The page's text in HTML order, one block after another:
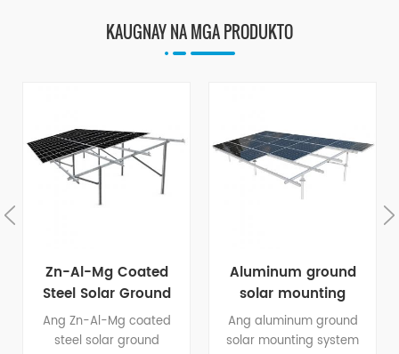
KAUGNAY NA MGA PRODUKTO
Zn-Al-Mg Coated
Steel Solar Ground
Mounting System
Ang Zn-Al-Mg coated
steel solar ground
Aluminum ground
solar mounting
system
Ang aluminum ground
solar mounting system